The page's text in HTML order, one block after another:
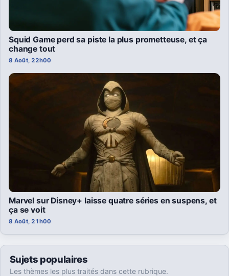
Squid Game perd sa piste la plus prometteuse, et ça
change tout
8 Août, 22h00
Marvel sur Disney+ laisse quatre séries en suspens, et
ça se voit
8 Août, 21h00
Sujets populaires
Les thèmes les plus traités dans cette rubrique.